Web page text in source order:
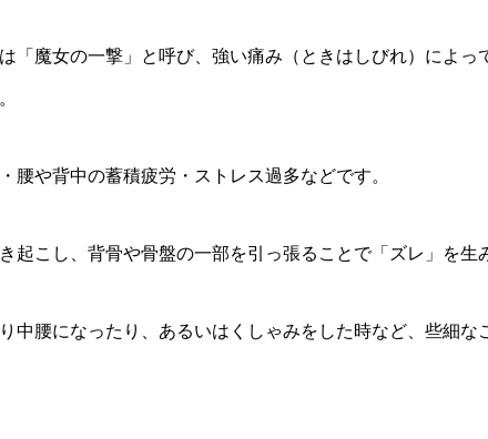
「魔女の一撃」と呼び、強い痛み（ときはしびれ）によっ
腰や背中の蓄積疲労・ストレス過多などです。
起こし、背骨や骨盤の一部を引っ張ることで「ズレ」を生
中腰になったり、あるいはくしゃみをした時など、些細な